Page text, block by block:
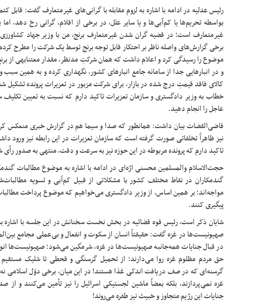
رئیس عدلیه در ادامه با اشاره به لزوم مقابله با گرانی‌های غیرمتعارف گفت:
بواسطه تحریم‌ها یا کم‌آبی‌ها و یا سایر علل، در برخی از اقلام، گرانی رخ دهد، اما
غیرمتعارف است؛ در قضیه گران شدن غیرمتعارف برنج، من با وزیر جهاد
برخی گزارش‌های واصله ناظر بر احتکار قابل توجه برنج توسط یک شرکت را مطرح
موضوع را رسیدگی کرد و اعلام داشت که همان شرکتِ مدنظر، مقدار معتنابهی از
و در انبارهایی جدا از سامانه جامع انبارهای کشور، نگهداری کرده و به همین
کالای فاقد قیمتِ درج شده در بازار، برای شرکت مزبور در تعزیرات پرونده تشکیل
خطاب به وزیر دادگستری و سازمان تعزیرات تاکید دارم که نسبت به تعیین تکلیف
عاجل را انجام دهید.
قاضی‌القضات بیان داشت: همانطور که صدا و سیما هم در گزارش خبری منعکس
نیز ظاهراً تخلفاتی صورت گرفته است که سازمان تعزیرات در این رابطه نیز ورود
تاکید دارم که پرونده مربوطه در این حوزه نیز به سرعت و دقت، منتهی به صدور
حجت‌الاسلام والمسلمین محسنی اژه‌ای در ادامه با اشاره به موضوع مطالبات
گندمکاران در نقاط مختلف کشور با مشکلاتی از قبیل کم‌آبی و تسویه
مواجه‌اند؛ بر همین اساس، از وزیر دادگستری می‌خواهیم که موضوع پرداخت
پیگیری کنند.
شایان ذکر است، رئیس قوه قضائیه در بخش نخست سخنانش در این جلسه با اشاره
صهیونیست‌ها در غزه گفت: حقیقتاً انسان از سکوت و انفعال و بی‌عملی مجامع
در قبال جنایات همه‌جانبه صهیونیست‌ها در غزه، شرمگین می‌شود؛ صهیونیست‌ها
حق مردم مظلوم غزه روا می‌دارند؛ از تحمیل گرسنگی و قحطی تا شلیک
گرسنه‌ای که در صف دریافت اندکی غذا هستند! در این میان، برخی دوّل اسلامی نه
غزه نمی‌پردازند، بلکه بعضاً ماشین لجستیکی اسرائیل را نیز تأمین می‌کنند و از
جنایات این رژیم متجاوز و خبیث نیز طفره می‌روند!